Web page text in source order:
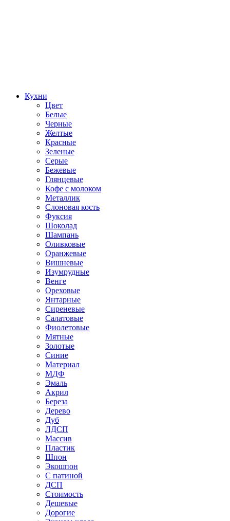
Кухни
Цвет
Белые
Черные
Желтые
Красные
Зеленые
Серые
Бежевые
Глянцевые
Кофе с молоком
Металлик
Слоновая кость
Фуксия
Шоколад
Шампань
Оливковые
Оранжевые
Вишневые
Изумрудные
Венге
Ореховые
Янтарные
Сиреневые
Салатовые
Фиолетовые
Мятные
Золотые
Синие
Материал
МДФ
Эмаль
Акрил
Береза
Дерево
Дуб
ЛДСП
Массив
Пластик
Шпон
Экошпон
С патиной
ДСП
Стоимость
Дешевые
Дорогие